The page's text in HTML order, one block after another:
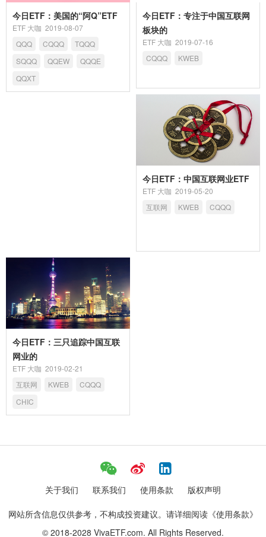
今日ETF：美国的“阿Q”ETF
ETF 大咖 2019-08-07
QQQ
CQQQ
TQQQ
SQQQ
QQEW
QQQE
QQXT
今日ETF：专注于中国互联网
板块的
ETF 大咖 2019-07-16
CQQQ
KWEB
今日ETF：中国互联网业ETF
ETF 大咖 2019-05-20
互联网
KWEB CQQQ
今日ETF：三只追踪中国互联
网业的
ETF 大咖 2019-02-21
互联网
KWEB
CQQQ
CHIC
关于我们 联系我们 使用条款 版权声明
网站所含信息仅供参考，不构成投资建议。请详细阅读《使用条款》
© 2018-2028 VivaETF.com. All Rights Reserved.